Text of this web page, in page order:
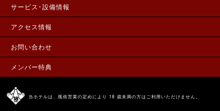
サービス･設備情報
アクセス情報
お問い合わせ
メンバー特典
当ホテルは、風俗営業の定めにより 18 歳未満の方はご利用いただけません。